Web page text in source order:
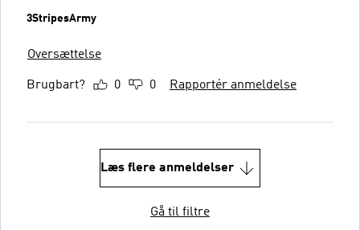
3StripesArmy
Oversættelse
Brugbart? 0 0 Rapportér anmeldelse
Læs flere anmeldelser
Gå til filtre